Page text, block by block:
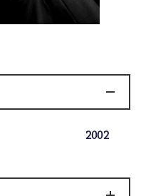
2002